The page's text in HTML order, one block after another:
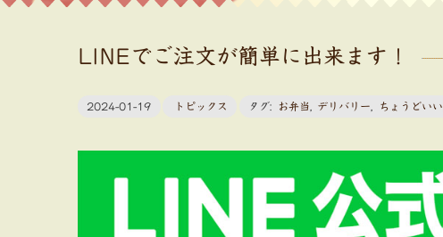
LINEでご注文が簡単に出来ます！
2024-01-19 トピックス タグ: お弁当 デリバリー ちょうどいい